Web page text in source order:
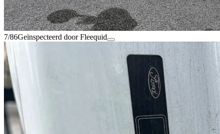
7/86Geïnspecteerd door Fleequid